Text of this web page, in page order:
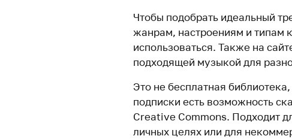
Чтобы подобрать идеальный
жанрам, настроениям и типам
использоваться. Также на
подходящей музыкой для
Это не бесплатная
подписки есть возможность
Creative Commons. Подходит
личных целях или для